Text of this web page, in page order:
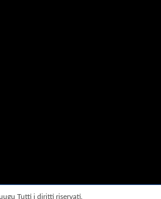
Tutti i diritti riservati.